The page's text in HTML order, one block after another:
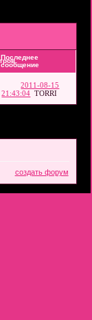
Последнее
сообщение
2011-08-15
21:43:04 TORRI
создать форум